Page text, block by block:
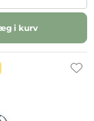
i kurv